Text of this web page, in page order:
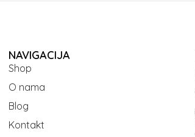
NAVIGACIJA
Shop
O nama
Blog
Kontakt